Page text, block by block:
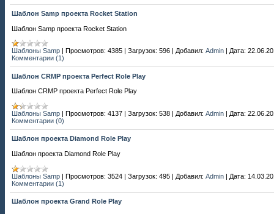
Шаблон Samp проекта Rocket Station
Шаблон Samp проекта Rocket Station
Шаблоны Samp Просмотров: 4385 Загрузок: 596 Добавил: Admin Дата:
Комментарии (1)
Шаблон CRMP проекта Perfect Role Play
Шаблон CRMP проекта Perfect Role Play
Шаблоны Samp | Просмотров: 4137 | Загрузок: 538 | Добавил: Admin | Дата:
Комментарии (0)
Шаблон проекта Diamond Role Play
Шаблон проекта Diamond Role Play
Шаблоны Samp | Просмотров: 3524 | Загрузок: 495 | Добавил: Admin | Дата:
Комментарии (1)
Шаблон проекта Grand Role Play